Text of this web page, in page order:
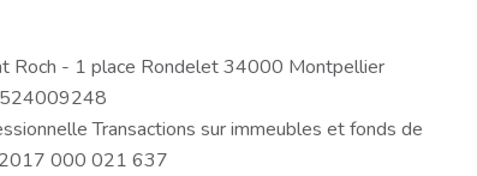
Roch - 1 place Rondelet 34000 Montpellier
Transactions sur immeubles et fonds de
2017 000 021 637